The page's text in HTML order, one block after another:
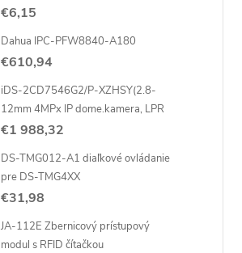
€6,15
Dahua IPC-PFW8840-A180
€610,94
iDS-2CD7546G2/P-XZHSY(2.8-
12mm 4MPx IP dome.kamera, LPR
€1 988,32
DS-TMG012-A1 diaľkové ovládanie
pre DS-TMG4XX
€31,98
JA-112E Zbernicový prístupový
modul s RFID čítačkou